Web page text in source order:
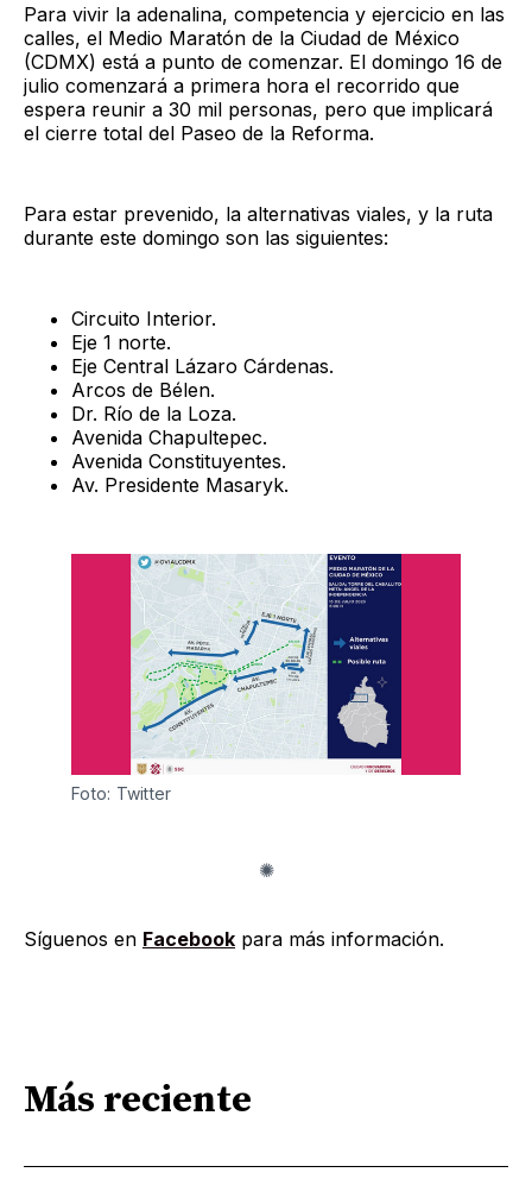
Para vivir la adenalina, competencia y ejercicio en las
calles, el Medio Maratón de la Ciudad de México
(CDMX) está a punto de comenzar. El domingo 16 de
julio comenzará a primera hora el recorrido que
espera reunir a 30 mil personas, pero que implicará
el cierre total del Paseo de la Reforma.
Para estar prevenido, la alternativas viales, y la ruta
durante este domingo son las siguientes:
Circuito Interior.
Eje 1 norte.
Eje Central Lázaro Cárdenas.
Arcos de Bélen.
Dr. Río de la Loza.
Avenida Chapultepec.
Avenida Constituyentes.
Av. Presidente Masaryk.
Foto: Twitter
Síguenos en Facebook para más información.
Más reciente